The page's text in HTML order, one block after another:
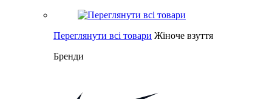
Переглянути всі товари Жіноче взуття
Бренди